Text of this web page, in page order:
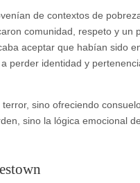
de contextos de
comunidad, respeto y un
aceptar que habían sido
perder identidad y
sino ofreciendo
sino la lógica emocional